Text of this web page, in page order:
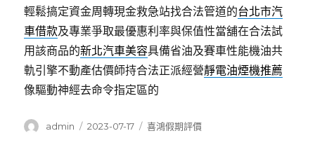
輕鬆搞定資金周轉現金救急站找合法管道的台北市汽
車借款及專業爭取最優惠利率與保值性當舖在合法試
用該商品的新北汽車美容具備省油及賽車性能機油共
軌引擎不動產估價師持合法正派經營靜電油煙機推薦
像驅動神經去命令指定區的
作
admin
發
2023-07-17
分
喜鴻假期評價